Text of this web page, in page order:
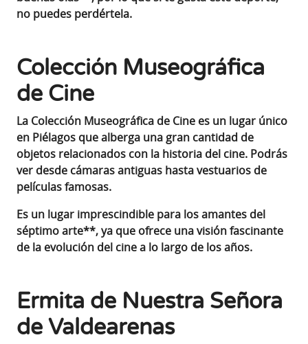
no puedes perdértela.
Colección Museográfica
de Cine
La Colección Museográfica de Cine es un lugar único
en Piélagos que alberga una gran cantidad de
objetos relacionados con la historia del cine. Podrás
ver desde cámaras antiguas hasta vestuarios de
películas famosas.
Es un lugar imprescindible para los amantes del
séptimo arte**, ya que ofrece una visión fascinante
de la evolución del cine a lo largo de los años.
Ermita de Nuestra Señora
de Valdearenas